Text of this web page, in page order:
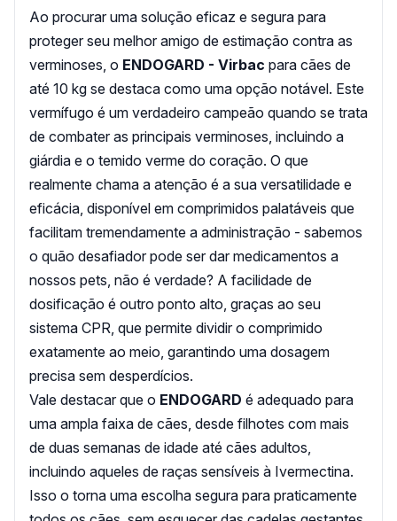
Ao procurar uma solução eficaz e segura para
proteger seu melhor amigo de estimação contra as
verminoses, o ENDOGARD - Virbac para cães de
até 10 kg se destaca como uma opção notável. Este
vermífugo é um verdadeiro campeão quando se trata
de combater as principais verminoses, incluindo a
giárdia e o temido verme do coração. O que
realmente chama a atenção é a sua versatilidade e
eficácia, disponível em comprimidos palatáveis que
facilitam tremendamente a administração - sabemos
o quão desafiador pode ser dar medicamentos a
nossos pets, não é verdade? A facilidade de
dosificação é outro ponto alto, graças ao seu
sistema CPR, que permite dividir o comprimido
exatamente ao meio, garantindo uma dosagem
precisa sem desperdícios.
Vale destacar que o ENDOGARD é adequado para
uma ampla faixa de cães, desde filhotes com mais
de duas semanas de idade até cães adultos,
incluindo aqueles de raças sensíveis à Ivermectina.
Isso o torna uma escolha segura para praticamente